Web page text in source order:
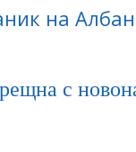
на
с